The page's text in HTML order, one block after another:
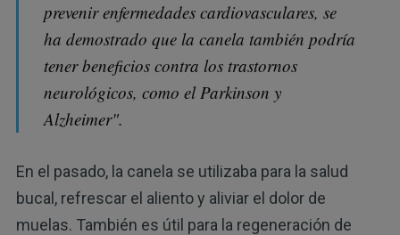
prevenir enfermedades cardiovasculares, se
ha demostrado que la canela también podría
tener beneficios contra los trastornos
neurológicos, como el Parkinson y
Alzheimer".
En el pasado, la canela se utilizaba para la salud
bucal, refrescar el aliento y aliviar el dolor de
muelas. También es útil para la regeneración de